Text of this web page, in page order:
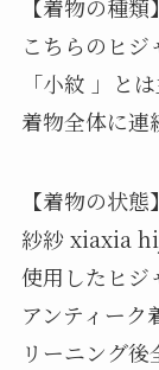
【着物の種類】
こちらのヒジ
「小紋 」と
着物全体に連
【着物の状態】
紗紗 xiaxia
使用したヒジ
アンティーク
リーニング